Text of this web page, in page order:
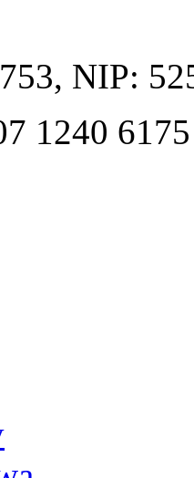
, NIP:
1240